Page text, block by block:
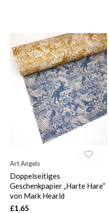
Art Angels
Doppelseitiges
Geschenkpapier „Harte Hare“
von Mark Hearld
£1.65